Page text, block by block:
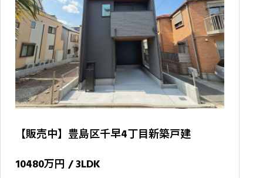
【販売中】豊島区千早4丁目新築戸建
10480万円 / 3LDK